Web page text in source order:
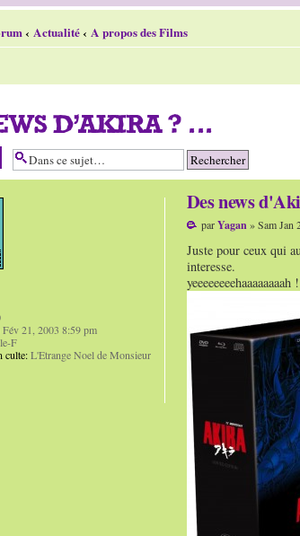
‹ Actualité‹ A propos des Films
D'AKIRA ? ...
Des news
parYagan » Sam Jan
Juste pour ceux qui
interesse.
yeeeeeeeehaaaaaaaah !
21, 2003 8:59 pm
F
culte:L'Etrange Noel de Monsieur